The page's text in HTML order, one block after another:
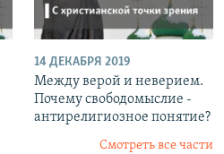
14 ДЕКАБРЯ 2019
Между верой и неверием.
Почему свободомыслие -
антирелигиозное понятие?
Смотреть все части